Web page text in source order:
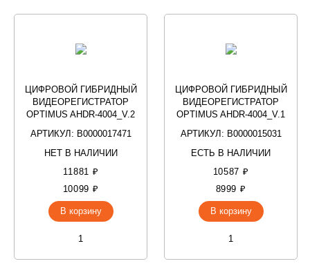
ЦИФРОВОЙ ГИБРИДНЫЙ
ВИДЕОРЕГИСТРАТОР
OPTIMUS AHDR-4004_V.2
АРТИКУЛ: В0000017471
НЕТ В НАЛИЧИИ
11881 ₽
10099 ₽
В корзину
ЦИФРОВОЙ ГИБРИДНЫЙ
ВИДЕОРЕГИСТРАТОР
OPTIMUS AHDR-4004_V.1
АРТИКУЛ: В0000015031
ЕСТЬ В НАЛИЧИИ
10587 ₽
8999 ₽
В корзину